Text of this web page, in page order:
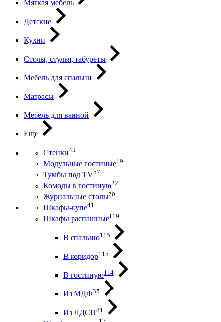
Мягкая мебель
Детские
Кухни
Столы, стулья, табуреты
Мебель для спальни
Матрасы
Мебель для ванной
Еще
Стенки43
Модульные гостиные19
Тумбы под ТV57
Комоды в гостиную22
Журнальные столы20
Шкафы-купе41
Шкафы распашные119
В спальню115
В коридор115
В гостиную114
Из МДФ35
Из ЛДСП81